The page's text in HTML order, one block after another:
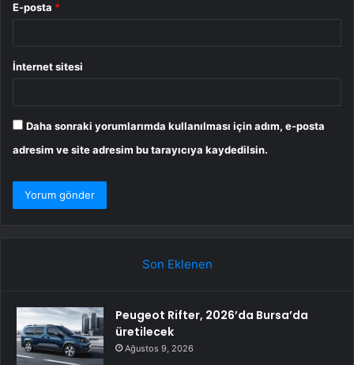
E-posta *
İnternet sitesi
Daha sonraki yorumlarımda kullanılması için adım, e-posta
adresim ve site adresim bu tarayıcıya kaydedilsin.
Son Eklenen
Peugeot Rifter, 2026’da Bursa’da
üretilecek
Ağustos 9, 2026